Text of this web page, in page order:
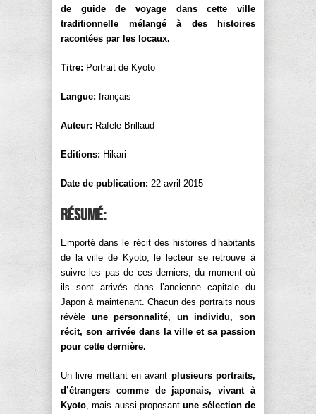
de guide de voyage dans cette ville
traditionnelle mélangé à des histoires
racontées par les locaux.
Titre: Portrait de Kyoto
Langue: français
Auteur: Rafele Brillaud
Editions: Hikari
Date de publication: 22 avril 2015
Résumé:
Emporté dans le récit des histoires d’habitants
de la ville de Kyoto, le lecteur se retrouve à
suivre les pas de ces derniers, du moment où
ils sont arrivés dans l’ancienne capitale du
Japon à maintenant. Chacun des portraits nous
révèle une personnalité, un individu, son
récit, son arrivée dans la ville et sa passion
pour cette dernière.
Un livre mettant en avant plusieurs portraits,
d’étrangers comme de japonais, vivant à
Kyoto, mais aussi proposantune sélection de